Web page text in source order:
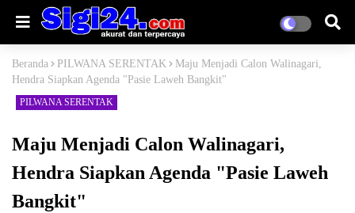
Beranda PILWANA SERENTAK
Maju Menjadi Calon Walinagari,
Hendra Siapkan Agenda "Pasie Laweh Bangkit"
PILWANA SERENTAK
Maju Menjadi Calon Walinagari,
Hendra Siapkan Agenda "Pasie Laweh
Bangkit"